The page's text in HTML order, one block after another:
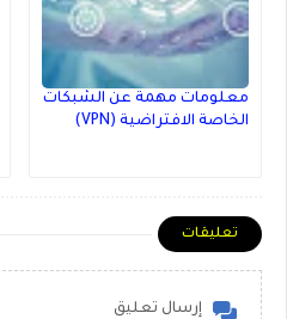
معلومات مهمة عن الشبكات
الخاصة الافتراضية (VPN)
تعليقات
إرسال تعليق